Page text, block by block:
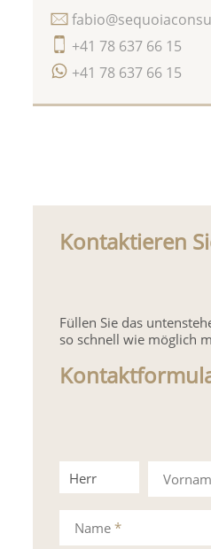
+41 78 637 66 15
+41 78 637 66 15
Kontaktieren
Füllen Sie das
so schnell wie möglich
Herr
Frau
Name*